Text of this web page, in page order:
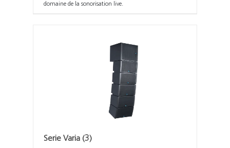
domaine de la sonorisation live.
Serie Varia (3)